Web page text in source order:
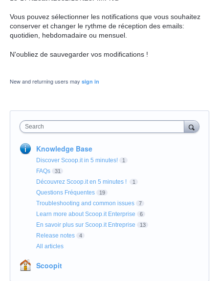
Vous pouvez sélectionner les notifications que vous souhaitez
conserver et changer le rythme de réception des emails:
quotidien, hebdomadaire ou mensuel.
N'oubliez de sauvegarder vos modifications !
New and returning users may sign in
Search
Knowledge Base
Discover Scoop.it in 5 minutes! 1
FAQs 31
Découvrez Scoop.it en 5 minutes ! 1
Questions Fréquentes 19
Troubleshooting and common issues 7
Learn more about Scoop.it Enterprise 6
En savoir plus sur Scoop.it Entreprise 13
Release notes 4
All articles
Scoopit